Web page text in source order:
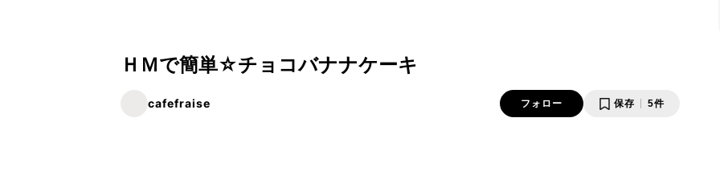
ＨＭで簡単☆チョコバナナケーキ
cafefraise フォロー 保存 5件